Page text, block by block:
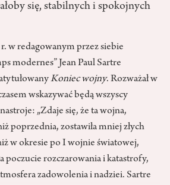
się, stabilnych i spokojnych
w redagowanym przez siebie
modernes” Jean Paul Sartre
Koniec wojny. Rozważał w
wskazywać będą wszyscy
„Zdaje się, że ta wojna,
poprzednia, zostawiła mniej złych
w okresie po I wojnie światowej,
poczucie rozczarowania i katastrofy,
zadowolenia i nadziei. Sartre